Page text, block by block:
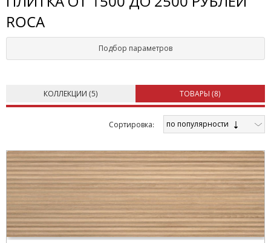
ROCA
Подбор параметров
КОЛЛЕКЦИИ (5) ТОВАРЫ (8)
Cортировка: по популярности